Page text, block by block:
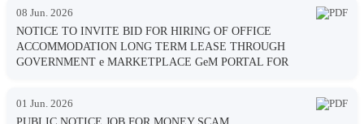
08 Jun. 2026
NOTICE TO INVITE BID FOR HIRING OF OFFICE
ACCOMMODATION LONG TERM LEASE THROUGH
GOVERNMENT e MARKETPLACE GeM PORTAL FOR
01 Jun. 2026